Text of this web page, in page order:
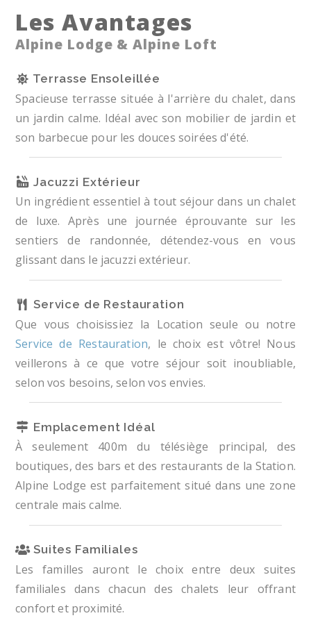
Les Avantages
Alpine Lodge & Alpine Loft
Terrasse Ensoleillée
Spacieuse terrasse située à l'arrière du chalet, dans
un jardin calme. Idéal avec son mobilier de jardin et
son barbecue pour les douces soirées d'été.
Jacuzzi Extérieur
Un ingrédient essentiel à tout séjour dans un chalet
de luxe. Après une journée éprouvante sur les
sentiers de randonnée, détendez-vous en vous
glissant dans le jacuzzi extérieur.
Service de Restauration
Que vous choisissiez la Location seule ou notre
Service de Restauration, le choix est vôtre! Nous
veillerons à ce que votre séjour soit inoubliable,
selon vos besoins, selon vos envies.
Emplacement Idéal
À seulement 400m du télésiège principal, des
boutiques, des bars et des restaurants de la Station.
Alpine Lodge est parfaitement situé dans une zone
centrale mais calme.
Suites Familiales
Les familles auront le choix entre deux suites
familiales dans chacun des chalets leur offrant
confort et proximité.